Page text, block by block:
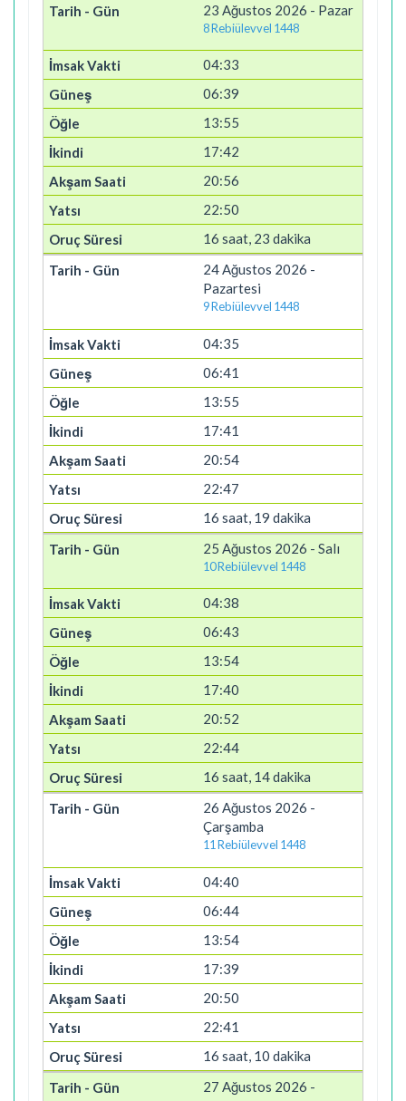
23 Ağustos 2026 - Pazar
8 Rebiülevvel 1448
04:33
06:39
13:55
17:42
20:56
22:50
16 saat, 23 dakika
24 Ağustos 2026 -
Pazartesi
9 Rebiülevvel 1448
04:35
06:41
13:55
17:41
20:54
22:47
16 saat, 19 dakika
25 Ağustos 2026 - Salı
10 Rebiülevvel 1448
04:38
06:43
13:54
17:40
20:52
22:44
16 saat, 14 dakika
26 Ağustos 2026 -
Çarşamba
11 Rebiülevvel 1448
04:40
06:44
13:54
17:39
20:50
22:41
16 saat, 10 dakika
27 Ağustos 2026 -